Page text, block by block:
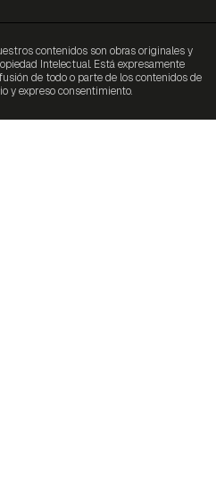
contenidos son obras originales y
Intelectual. Está expresamente
de todo o parte de los contenidos de
y expreso consentimiento.